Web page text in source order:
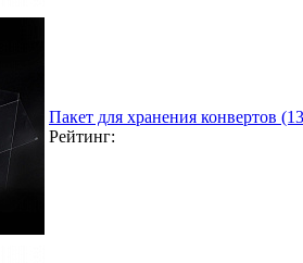
Пакет для хранения конвертов
Рейтинг: